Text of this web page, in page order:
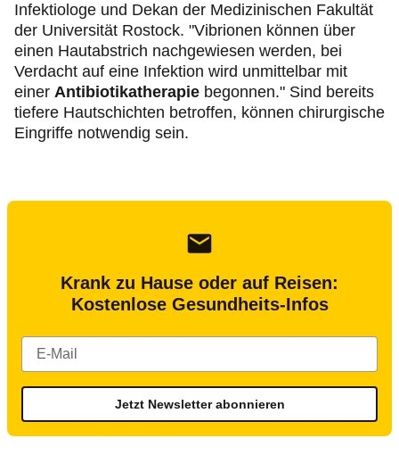
Infektiologe und Dekan der Medizinischen Fakultät
der Universität Rostock. "Vibrionen können über
einen Hautabstrich nachgewiesen werden, bei
Verdacht auf eine Infektion wird unmittelbar mit
einer Antibiotikatherapie begonnen." Sind bereits
tiefere Hautschichten betroffen, können chirurgische
Eingriffe notwendig sein.
Krank zu Hause oder auf Reisen:
Kostenlose Gesundheits-Infos
Jetzt Newsletter abonnieren